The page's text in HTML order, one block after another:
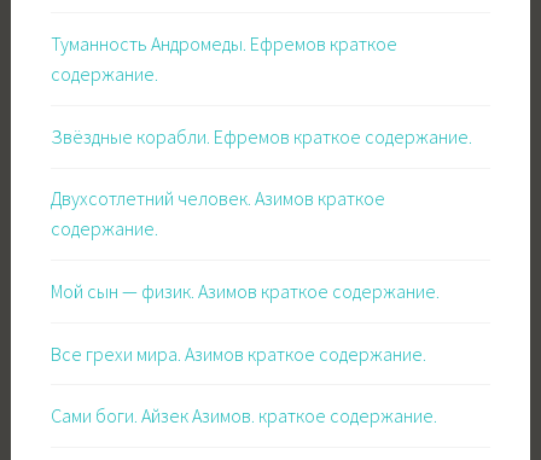
Туманность Андромеды. Ефремов краткое
содержание.
Звёздные корабли. Ефремов краткое содержание.
Двухсотлетний человек. Азимов краткое
содержание.
Мой сын — физик. Азимов краткое содержание.
Все грехи мира. Азимов краткое содержание.
Сами боги. Айзек Азимов. краткое содержание.